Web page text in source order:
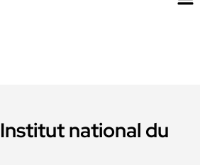
Institut national du